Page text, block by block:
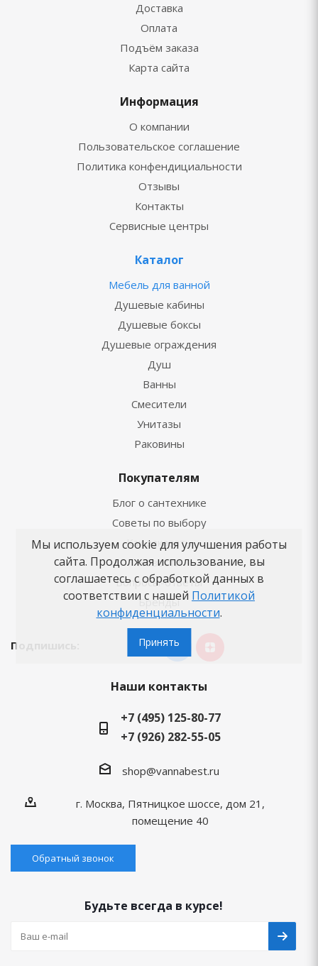
Доставка
Оплата
Подъём заказа
Карта сайта
Информация
О компании
Пользовательское соглашение
Политика конфендициальности
Отзывы
Контакты
Сервисные центры
Каталог
Мебель для ванной
Душевые кабины
Душевые боксы
Душевые ограждения
Душ
Ванны
Смесители
Унитазы
Раковины
Покупателям
Блог о сантехнике
Советы по выбору
Как заказать
Новости
Вопросы-ответы
Бренды
Подпишись:
Наши контакты
+7 (495) 125-80-77
+7 (926) 282-55-05
shop@vannabest.ru
г. Москва, Пятницкое шоссе, дом 21,
помещение 40
Обратный звонок
Будьте всегда в курсе!
Мы используем cookie для улучшения работы
сайта. Продолжая использование, вы
соглашаетесь с обработкой данных в
соответствии с нашей Политикой
конфиденциальности.
Принять